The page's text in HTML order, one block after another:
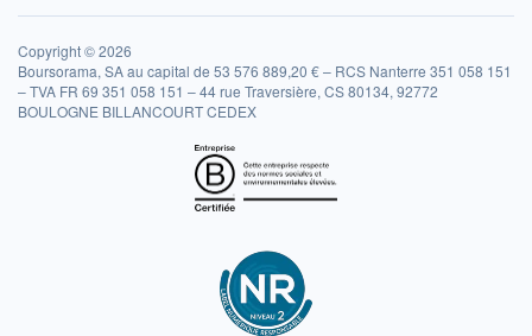
Copyright © 2026
Boursorama, SA au capital de 53 576 889,20 € – RCS Nanterre 351 058 151
– TVA FR 69 351 058 151 – 44 rue Traversière, CS 80134, 92772
BOULOGNE BILLANCOURT CEDEX